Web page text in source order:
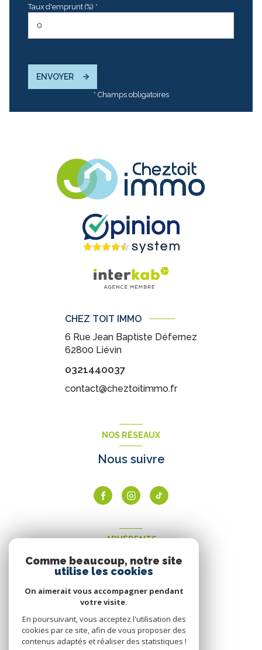
Taux d'emprunt (%) *
ENVOYER
* Champs obligatoires
CHEZ TOIT IMMO
6 Rue Jean Baptiste Défernez
62800 Liévin
0321440037
contact@cheztoitimmo.fr
NOS RÉSEAUX
Nous suivre
ADHÉRENTS
Nous adhérons
Comme beaucoup, notre site
utilise les cookies
On aimerait vous accompagner pendant
votre visite.
En poursuivant, vous acceptez l'utilisation des
cookies par ce site, afin de vous proposer des
contenus adaptés et réaliser des statistiques !